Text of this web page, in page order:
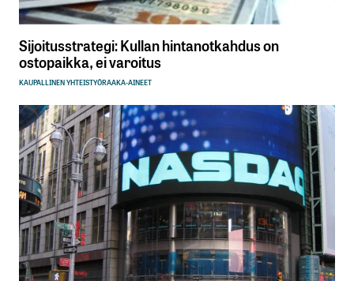
Sijoitusstrategi: Kullan hintanotkahdus on
ostopaikka, ei varoitus
KAUPALLINEN YHTEISTYÖRAAKA-AINEET